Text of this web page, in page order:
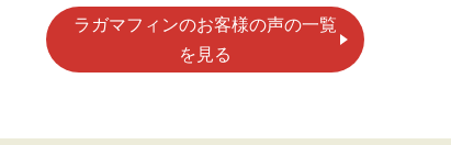
ラガマフィンのお客様の声の一覧
を見る